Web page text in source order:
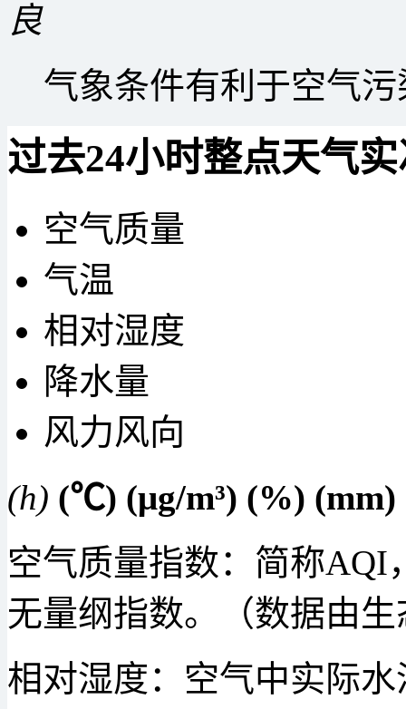
良
气象条件有利于空气
过去24小时整点天气
空气质量
气温
相对湿度
降水量
风力风向
(h) (℃) (μg/m³) (%) (mm)
空气质量指数：简称AQI
无量纲指数。（数据由
相对湿度：空气中实际